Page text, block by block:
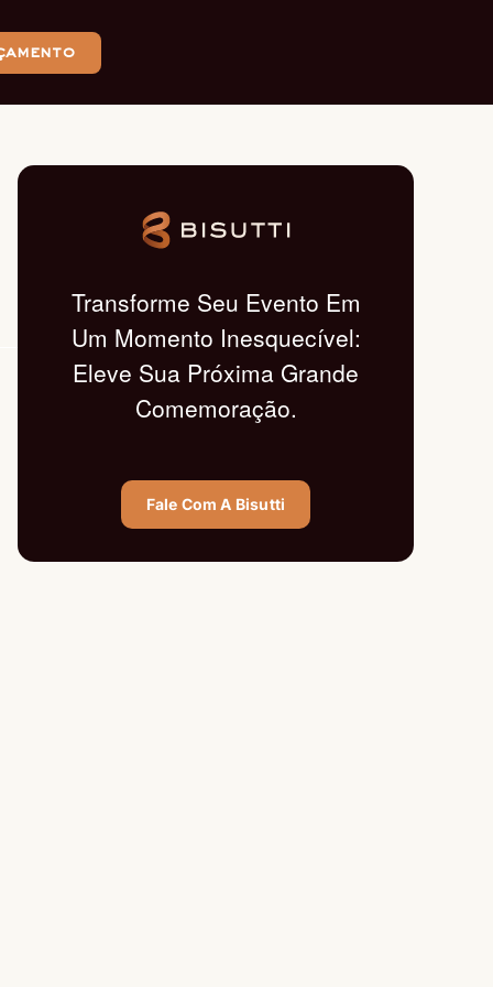
Transforme Seu Evento Em
Um Momento Inesquecível:
Eleve Sua Próxima Grande
Comemoração.
Fale Com A Bisutti